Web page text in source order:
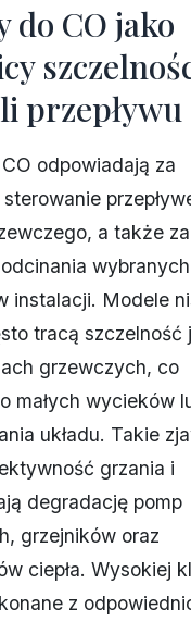
do CO jako
przepływu
odpowiadają za
a także za
wybranych
instalacji. Modele
tracą szczelność
grzewczych, co
małych wycieków
układu. Takie
grzania i
degradację pomp
grzejników oraz
ciepła. Wysokiej
z